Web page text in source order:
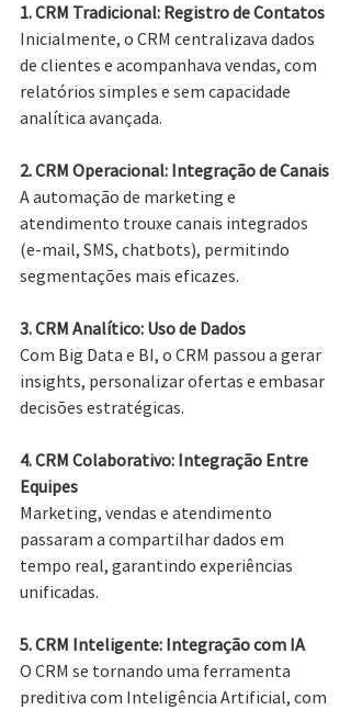
1. CRM Tradicional: Registro de Contatos
Inicialmente, o CRM centralizava dados
de clientes e acompanhava vendas, com
relatórios simples e sem capacidade
analítica avançada.
2. CRM Operacional: Integração de Canais
A automação de marketing e
atendimento trouxe canais integrados
(e-mail, SMS, chatbots), permitindo
segmentações mais eficazes.
3. CRM Analítico: Uso de Dados
Com Big Data e BI, o CRM passou a gerar
insights, personalizar ofertas e embasar
decisões estratégicas.
4. CRM Colaborativo: Integração Entre
Equipes
Marketing, vendas e atendimento
passaram a compartilhar dados em
tempo real, garantindo experiências
unificadas.
5. CRM Inteligente: Integração com IA
O CRM se tornando uma ferramenta
preditiva com Inteligência Artificial, com